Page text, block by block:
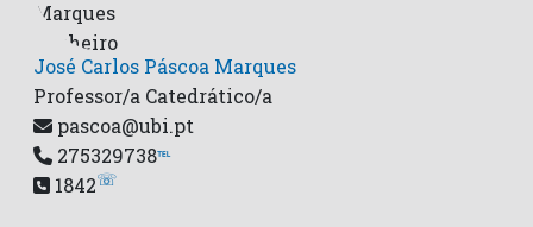
José Carlos Páscoa Marques
Professor/a Catedrático/a
pascoa@ubi.pt
275329738℡
1842☏